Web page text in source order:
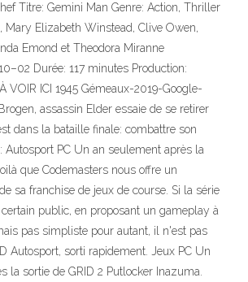
Titre: Gemini Man Genre: Action, Thriller
Mary Elizabeth Winstead, Clive Owen,
Emond et Theodora Miranne
Durée: 117 minutes Production:
VOIR ICI 1945 Gémeaux-2019-Google-
assassin Elder essaie de se retirer
dans la bataille finale: combattre son
Autosport PC Un an seulement après la
que Codemasters nous offre un
sa franchise de jeux de course. Si la série
public, en proposant un gameplay à
pas simpliste pour autant, il n'est pas
Autosport, sorti rapidement. Jeux PC Un
la sortie de GRID 2 Putlocker Inazuma.